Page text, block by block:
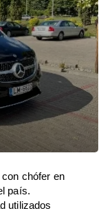
chófer en
país.
utilizados